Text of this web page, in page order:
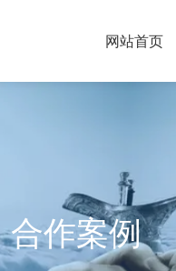
网站首页
合作案例